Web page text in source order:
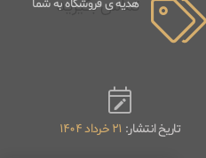
تماس بگیرید
هدیه ی فروشگاه به شما
تاریخ انتشار: 21 خرداد 1404